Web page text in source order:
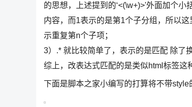
的思想，上述提到的‘<(\w+)>'外面加个
内容，而1表示的是第1个子分组，所以
示重复第n个子项；
3）.* 就比较简单了，表示的是匹配 除了
综上，改表达式匹配的是类似html标签
下面是脚本之家小编写的打算将不带style